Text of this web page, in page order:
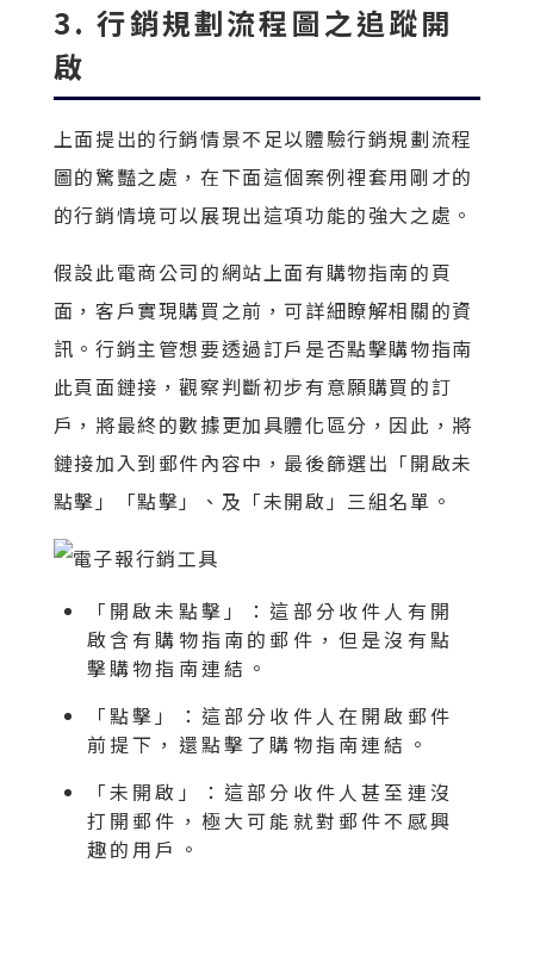
3. 行銷規劃流程圖之追蹤開
啟
上面提出的行銷情景不足以體驗行銷規劃流程
圖的驚豔之處，在下面這個案例裡套用剛才的
的行銷情境可以展現出這項功能的強大之處。
假設此電商公司的網站上面有購物指南的頁
面，客戶實現購買之前，可詳細瞭解相關的資
訊。行銷主管想要透過訂戶是否點擊購物指南
此頁面鏈接，觀察判斷初步有意願購買的訂
戶，將最終的數據更加具體化區分，因此，將
鏈接加入到郵件內容中，最後篩選出「開啟未
點擊」「點擊」、及「未開啟」三組名單。
「開啟未點擊」：這部分收件人有開
啟含有購物指南的郵件，但是沒有點
擊購物指南連結。
「點擊」：這部分收件人在開啟郵件
前提下，還點擊了購物指南連結。
「未開啟」：這部分收件人甚至連沒
打開郵件，極大可能就對郵件不感興
趣的用戶。